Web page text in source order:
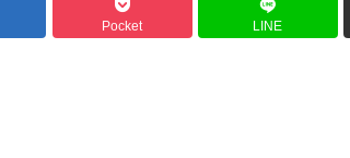
Pocket LINE